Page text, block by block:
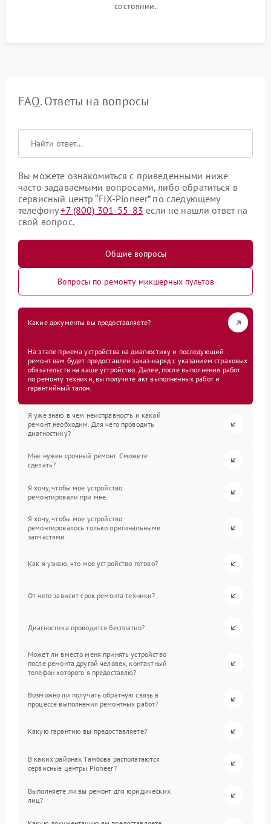
состоянии.
FAQ. Ответы на вопросы
Вы можете ознакомиться с приведенными ниже
часто задаваемыми вопросами, либо обратиться в
сервисный центр “FIX-Pioneer” по следующему
телефону+7 (800) 301-55-83 если не нашли ответ на
свой вопрос.
Общие вопросы
Вопросы по ремонту микшерных пультов
Какие документы вы предоставляете?
На этапе приема устройства на диагностику и последующий
ремонт вам будет предоставлен заказ-наряд с указанием страховых
обязательств на ваше устройство. Далее, после выполнения работ
по ремонту техники, вы получите акт выполненных работ и
гарантийный талон.
Я уже знаю в чем неисправность и какой
ремонт необходим. Для чего проводить
диагностику?
Мне нужен срочный ремонт. Сможете
сделать?
Я хочу, чтобы мое устройство
ремонтировали при мне.
Я хочу, чтобы мое устройство
ремонтировалось только оригинальными
запчастями.
Как я узнаю, что мое устройство готово?
От чего зависит срок ремонта техники?
Диагностика проводится бесплатно?
Может ли вместо меня принять устройство
после ремонта другой человек, контактный
телефон которого я предоставлю?
Возможно ли получать обратную связь в
процессе выполнения ремонтных работ?
Какую гарантию вы предоставляете?
В каких районах Тамбова располагаются
сервисные центры Pioneer?
Выполняете ли вы ремонт для юридических
лиц?